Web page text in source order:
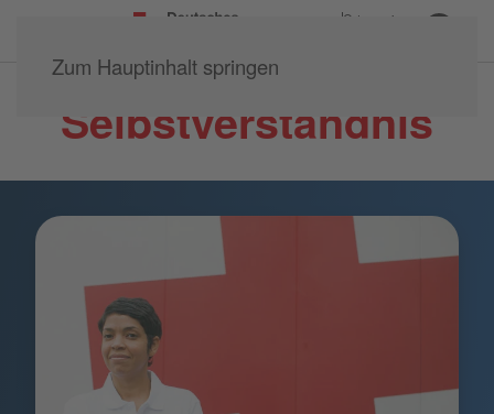
Zum Hauptinhalt springen
Ortsverein
Selbstverständnis